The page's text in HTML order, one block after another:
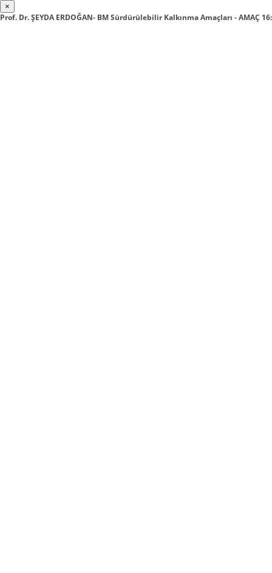
×
Prof. Dr. ŞEYDA ERDOĞAN- BM Sürdürülebilir Kalkınma Amaçları - AMAÇ 16: